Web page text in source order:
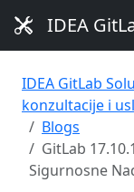
IDEA
IDEA GitLab
konzultacije i
Blogs
GitLab
Sigurnosne